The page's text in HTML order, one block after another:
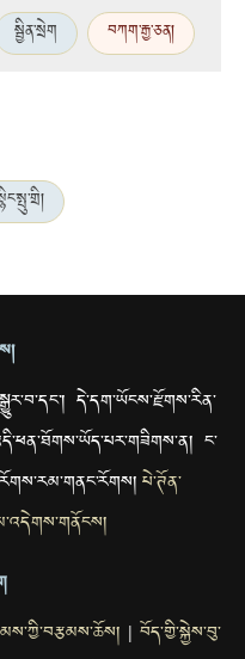
སྦྱིན་སྲེག བཀག་རྒྱ་ཅན།
དེ་དག་ཡོངས་རྫོགས་རིན་
ང་
པེ་ཊོན་
བོད་གྱི་སྐྱེས་བུ་